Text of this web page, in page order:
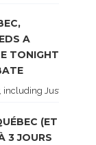
A
TONIGHT
Justin
(ET
3 JOURS